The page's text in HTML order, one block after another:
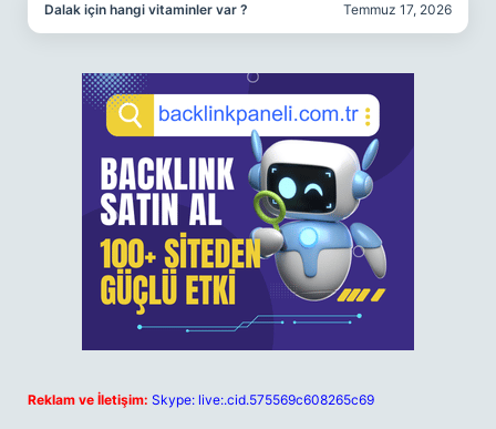
Dalak için hangi vitaminler var ? Temmuz 17, 2026
Reklam ve İletişim: Skype: live:.cid.575569c608265c69